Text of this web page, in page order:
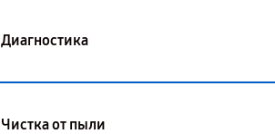
Диагностика
Чистка от пыли